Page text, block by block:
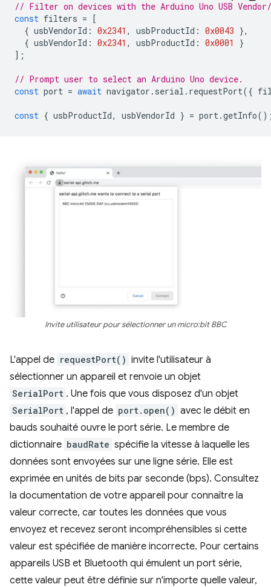
// Filter on devices with the Arduino Uno USB
const filters = [
{ usbVendorId : 0x2341 , usbProductId : 0x0043 },
{ usbVendorId : 0x2341 , usbProductId : 0x0001
}
];
// Prompt user to select an Arduino Uno device.
const port = await navigator . serial . requestPort({
const { usbProductId, usbVendorId } = port.getInfo
Invite utilisateur pour sélectionner un micro:bit BBC
L'appel de requestPort() invite l'utilisateur à
sélectionner un appareil et renvoie un objet
SerialPort . Une fois que vous disposez d'un objet
SerialPort , l'appel de port.open() avec le débit en
bauds souhaité ouvre le port série. Le membre de
dictionnaire baudRate spécifie la vitesse à laquelle les
données sont envoyées sur une ligne série. Elle est
exprimée en unités de bits par seconde (bps). Consultez
la documentation de votre appareil pour connaître la
valeur correcte, car toutes les données que vous
envoyez et recevez seront incompréhensibles si cette
valeur est spécifiée de manière incorrecte. Pour certains
appareils USB et Bluetooth qui émulent un port série,
cette valeur peut être définie sur n'importe quelle valeur,